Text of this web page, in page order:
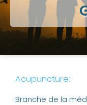
Acupuncture:
Branche de la